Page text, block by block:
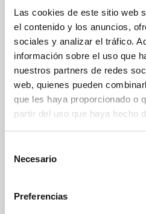
Las cookies de este sitio web
el contenido y los anuncios,
sociales y analizar el tráfico.
información sobre el uso que
nuestros partners de redes
web, quienes pueden
que les haya proporcionado o
partir del uso que haya hecho
Necesario
Preferencias
CE Declaratation of Conformity
Certificate of Factory
FIRMWARE
No actualice el dispositivo si
Actualización y parámetros de
Safety Standard for 3000 6000
Firmware for 3000-6000TLM-
Safety Standard for 3000-